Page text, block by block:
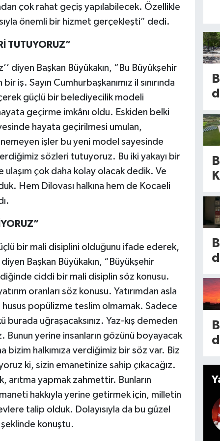
çok rahat geçiş yapılabilecek. Özellikle
önemli bir hizmet gerçekleşti” dedi.
TUTUYORUZ”
diyen Başkan Büyükakın, “Bu Büyükşehir
iş. Sayın Cumhurbaşkanımız il sınırında
güçlü bir belediyecilik modeli
geçirme imkânı oldu. Eskiden belki
hayata geçirilmesi umulan,
işler bu yeni model sayesinde
sözleri tutuyoruz. Bu iki yakayı bir
çok daha kolay olacak dedik. Ve
Hem Dilovası halkına hem de Kocaeli
bir mali disiplini olduğunu ifade ederek,
Başkan Büyükakın, “Büyükşehir
ciddi bir mali disiplin söz konusu.
oranları söz konusu. Yatırımdan asla
popülizme teslim olmamak. Sadece
uğraşacaksınız. Yaz-kış demeden
Bunun yerine insanların gözünü boyayacak
bizim halkımıza verdiğimiz bir söz var. Biz
ki, sizin emanetinize sahip çıkacağız.
arıtma yapmak zahmettir. Bunların
hakkıyla yerine getirmek için, milletin
talip olduk. Dolayısıyla da bu güzel
konuştu.
k
n
n